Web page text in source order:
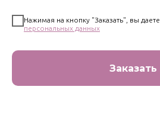
Нажимая на кнопку "Заказать", вы даете
персональных данных
Заказать